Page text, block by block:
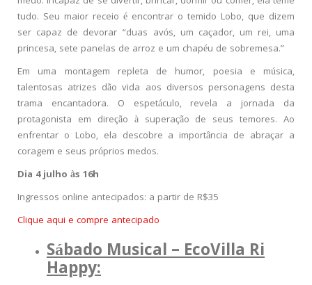
tudo. Seu maior receio é encontrar o temido Lobo, que dizem
ser capaz de devorar “duas avós, um caçador, um rei, uma
princesa, sete panelas de arroz e um chapéu de sobremesa.”
Em uma montagem repleta de humor, poesia e música,
talentosas atrizes dão vida aos diversos personagens desta
trama encantadora. O espetáculo, revela a jornada da
protagonista em direção à superação de seus temores. Ao
enfrentar o Lobo, ela descobre a importância de abraçar a
coragem e seus próprios medos.
Dia 4 julho às 16h
Ingressos online antecipados: a partir de R$35
Clique aqui e compre antecipado
Sábado Musical – EcoVilla Ri
Happy: